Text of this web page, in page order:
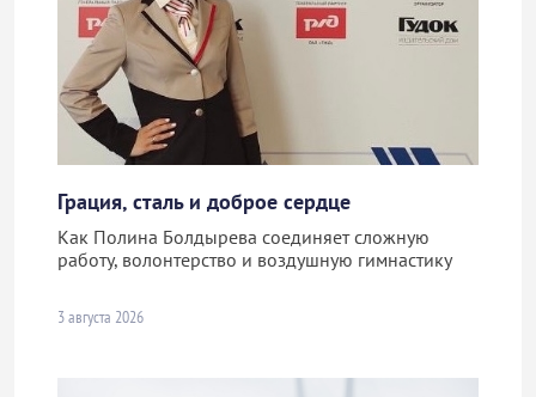
Грация, сталь и доброе сердце
Как Полина Болдырева соединяет сложную
работу, волонтерство и воздушную гимнастику
3 августа 2026